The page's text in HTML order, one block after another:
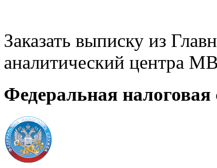
Заказать выписку из
аналитический центра
Федеральная налоговая